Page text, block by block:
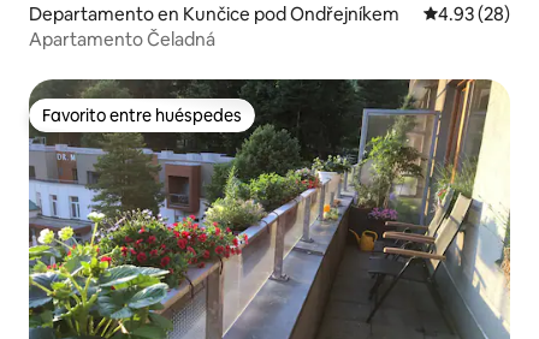
Departamento en Kunčice pod Ondřejníkem Calificación
4.93 (28)
Apartamento Čeladná
Favorito entre huéspedes
Favorito entre huéspedes